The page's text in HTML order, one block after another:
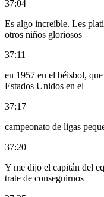
37:04
Es algo increíble. Les
otros niños gloriosos
37:11
en 1957 en el béisbol,
Estados Unidos en el
37:17
campeonato de ligas
37:20
Y me dijo el capitán del
trate de conseguirnos